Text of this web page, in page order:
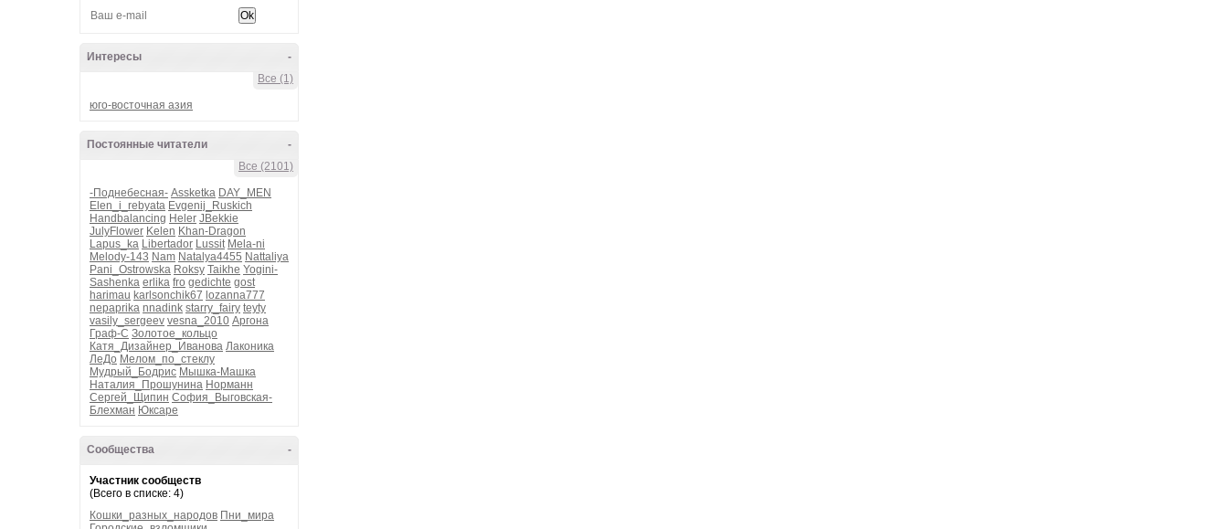
-
Интересы
Все (1)
юго-восточная азия
-
Постоянные читатели
Все (2101)
-Поднебесная- Assketka DAY_MEN
Elen_i_rebyata Evgenij_Ruskich
Handbalancing Heler JBekkie
JulyFlower Kelen Khan-Dragon
Lapus_ka Libertador Lussit Mela-ni
Melody-143 Nam Natalya4455 Nattaliya
Pani_Ostrowska Roksy Taikhe Yogini-
Sashenka erlika fro gedichte gost
harimau karlsonchik67 lozanna777
nepaprika nnadink starry_fairy teyty
vasily_sergeev vesna_2010 Аргона
Граф-С Золотое_кольцо
Катя_Дизайнер_Иванова Лаконика
ЛеДо Мелом_по_стеклу
Мудрый_Бодрис Мышка-Машка
Наталия_Прошунина Норманн
Сергей_Щипин София_Выговская-
Блехман Юксаре
-
Сообщества
Участник сообществ
(Всего в списке: 4)
Кошки_разных_народов Пни_мира